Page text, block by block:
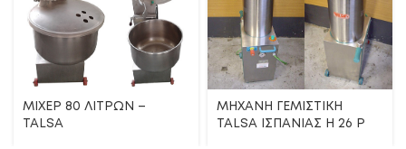
ΜΙΧΕΡ 80 ΛΙΤΡΩΝ –
TALSA
ΜΗΧΑΝΗ ΓΕΜΙΣΤΙΚΗ
TALSA ΙΣΠΑΝΙΑΣ H 26 P